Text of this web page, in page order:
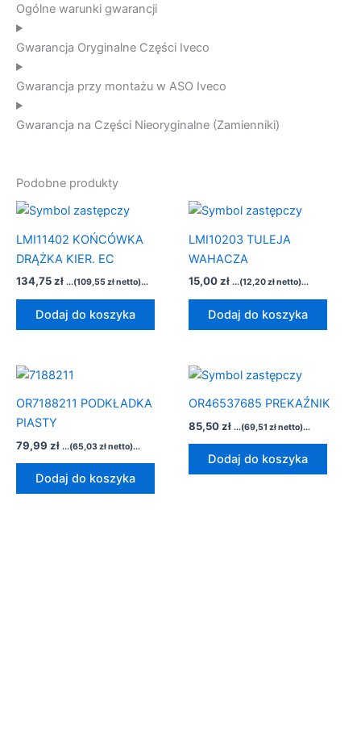
Ogólne warunki gwarancji
Gwarancja Oryginalne Części Iveco
Gwarancja przy montażu w ASO Iveco
Gwarancja na Części Nieoryginalne (Zamienniki)
Podobne produkty
LMI11402 KOŃCÓWKA
DRĄŻKA KIER. EC
134,75zł ...(109,55złnetto)...
Dodaj do koszyka
LMI10203 TULEJA
WAHACZA
15,00zł ...(12,20złnetto)...
Dodaj do koszyka
OR7188211 PODKŁADKA
PIASTY
79,99 zł ...(65,03złnetto)...
Dodaj do koszyka
OR46537685 PREKAŹNIK
85,50zł ...(69,51 złnetto)...
Dodaj do koszyka